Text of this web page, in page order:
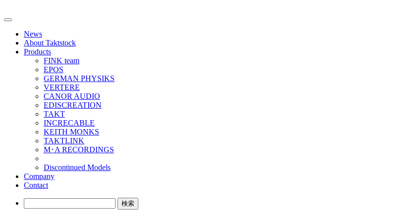
Toggle
navigationNews
About Taktstock
Products
FINK team
EPOS
GERMAN PHYSIKS
VERTERE
CANOR AUDIO
EDISCREATION
TAKT
INCRECABLE
KEITH MONKS
TAKTLINK
M･A RECORDINGS
Discontinued Models
Company
Contact